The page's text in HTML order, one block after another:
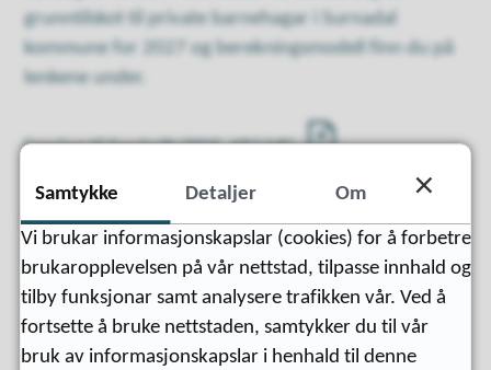
grunntilskot til private barnehagar i Surnadal
kommune for 2027 og berekningsmodell finn du på
lenkene under.
Forslag til forskrift(PDF, 482 kB)
Berekningsmodell(PDF, 584 kB)
Sist endret 29.06.2026 15:32
Samtykke Detaljer Om
Vi brukar informasjonskapslar (cookies) for å forbetre
brukaropplevelsen på vår nettstad, tilpasse innhald og
tilby funksjonar samt analysere trafikken vår. Ved å
fortsette å bruke nettstaden, samtykker du til vår
bruk av informasjonskapslar i henhald til denne